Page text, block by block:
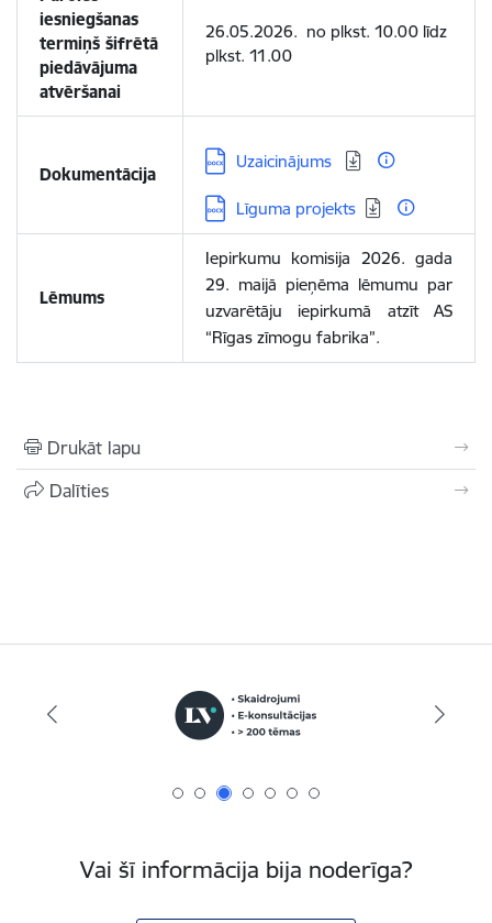
iesniegšanas
termiņš šifrētā
piedāvājuma
atvēršanai
26.05.2026. no plkst. 10.00 līdz
plkst. 11.00
Dokumentācija
Lejupielādēt:
Uzaicinājums
Lejupielādēt:
Līguma projekts
Lēmums
Iepirkumu komisija 2026. gada
29. maijā pieņēma lēmumu par
uzvarētāju iepirkumā atzīt AS
“Rīgas zīmogu fabrika”.
Drukāt lapu
Dalīties
Vai šī informācija bija noderīga?